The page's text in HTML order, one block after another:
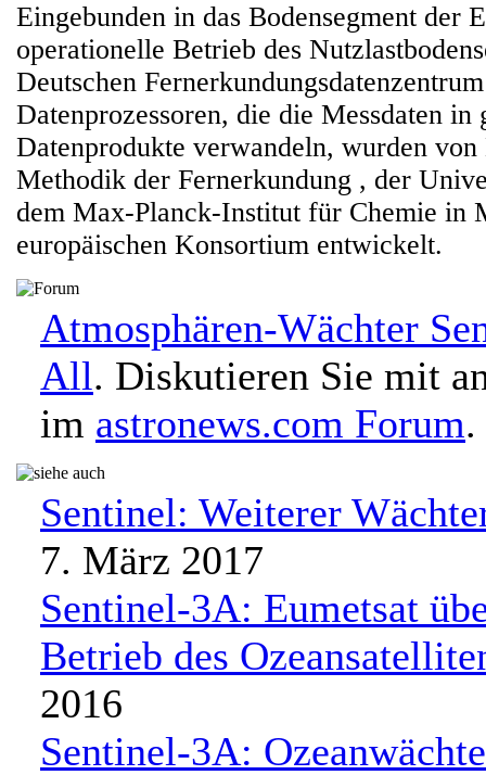
Eingebunden in das Bodensegment der
operationelle Betrieb des
Deutschen
Datenprozessoren, die die Messdaten in
Datenprodukte verwandeln, wurden
Methodik der Fernerkundung , der
dem Max-Planck-Institut für Chemie in
europäischen Konsortium entwickelt.
Atmosphären-Wächter
All. Diskutieren Sie mit
im astronews.com Forum.
Sentinel: Weiterer
7. März 2017
Sentinel-3A: Eumetsat
Betrieb des
2016
Sentinel-3A: